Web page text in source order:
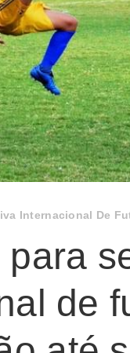
Internacional De
para
de